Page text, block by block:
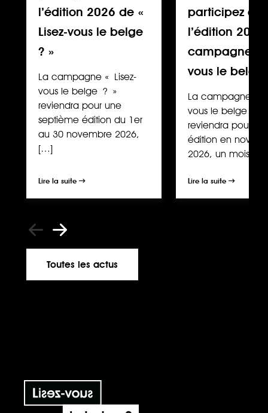
l’édition 2026 de «
Lisez-vous le belge
? »
La campagne « Lisez-
vous le belge ? »
reviendra pour une
septième édition du 1er
au 30 novembre 2026,
[…]
Lire la suite
participez à
l’édition
campagne «
vous le belge
La campagne «
vous le belge ? »
reviendra pour
édition en
2026, un mois […]
Lire la suite
Toutes les actus